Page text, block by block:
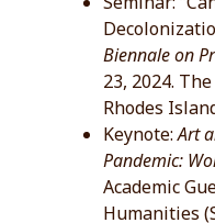
Biennale on
23, 2024.
Rhodes
Keynote:Art
Pandemic:
Academic
Humanities